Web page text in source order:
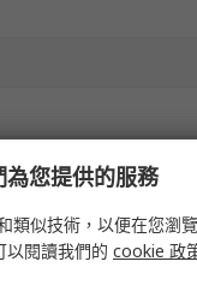
您提供的服務
類似技術，以便在您瀏
以閱讀我們的 cookie 政